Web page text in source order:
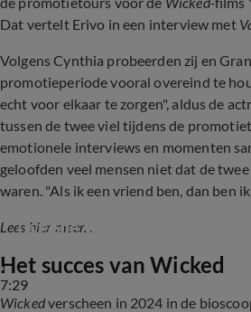
Dat vertelt Erivo in een interview met
Volgens Cynthia probeerden zij en
promotieperiode vooral overeind te
echt voor elkaar te zorgen", aldus de
tussen de twee viel tijdens de
emotionele interviews en momenten
geloofden veel mensen niet dat de
waren. "Als ik een vriend ben, dan ben
Lees hier meer...
7:29
Tweede Wicked-film
Het succes van Wicked
Wickedverscheen in 2024 in de